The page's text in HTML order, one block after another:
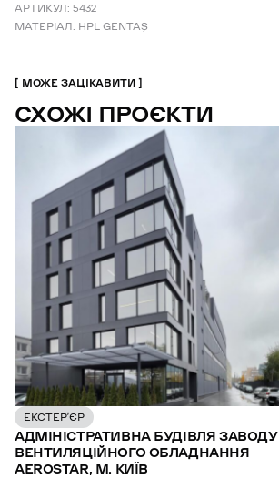
АРТИКУЛ: 5432
МАТЕРІАЛ: HPL GENTAŞ
МОЖЕ ЗАЦІКАВИТИ
СХОЖІ ПРОЄКТИ
ЕКСТЕР’ЄР
АДМІНІСТРАТИВНА БУДІВЛЯ ЗАВОДУ
ВЕНТИЛЯЦІЙНОГО ОБЛАДНАННЯ
AEROSTAR, М. КИЇВ